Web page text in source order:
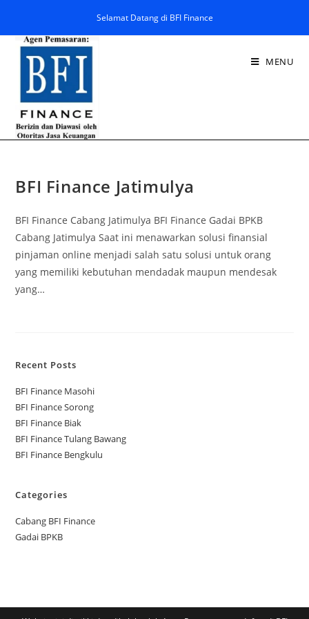
Selamat Datang di BFI Finance
MENU
BFI Finance Jatimulya
BFI Finance Cabang Jatimulya BFI Finance Gadai BPKB
Cabang Jatimulya Saat ini menawarkan solusi finansial
pinjaman online menjadi salah satu solusi untuk orang
yang memiliki kebutuhan mendadak maupun mendesak
yang…
Recent Posts
BFI Finance Masohi
BFI Finance Sorong
BFI Finance Biak
BFI Finance Tulang Bawang
BFI Finance Bengkulu
Categories
Cabang BFI Finance
Gadai BPKB